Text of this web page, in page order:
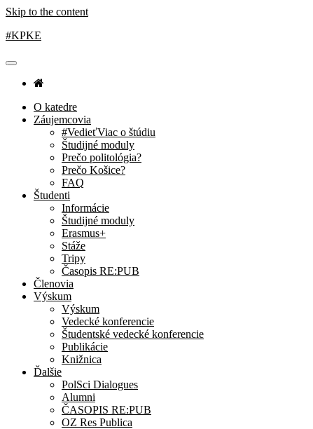
Skip to the content
#KPKE
O katedre
Záujemcovia
#VedieťViac o štúdiu
Študijné moduly
Prečo politológia?
Prečo Košice?
FAQ
Študenti
Informácie
Študijné moduly
Erasmus+
Stáže
Tripy
Časopis RE:PUB
Členovia
Výskum
Výskum
Vedecké konferencie
Študentské vedecké konferencie
Publikácie
Knižnica
Ďalšie
PolSci Dialogues
Alumni
ČASOPIS RE:PUB
OZ Res Publica